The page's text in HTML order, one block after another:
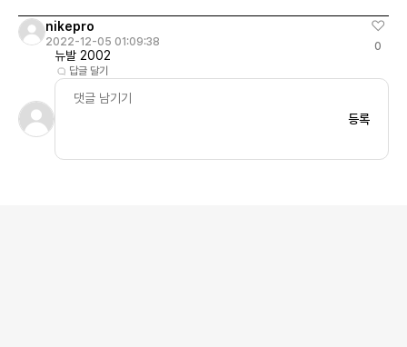
nikepro
2022-12-05 01:09:38
뉴발 2002
답글 달기
0
등록